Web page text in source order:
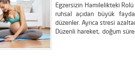
Egzersizin Hamilelikteki
ruhsal açıdan büyük
düzenler. Ayrıca stresi
Düzenli hareket, doğum